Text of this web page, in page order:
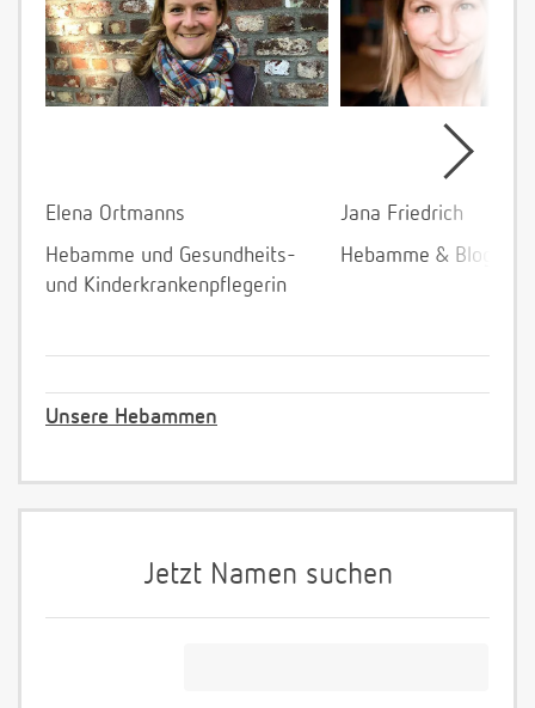
Elena Ortmanns
Hebamme und Gesundheits-
und Kinderkrankenpflegerin
Jana Friedrich
Hebamme &
Unsere Hebammen
Jetzt Namen suchen